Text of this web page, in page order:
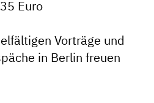
Euro
Vorträge und
in Berlin freuen